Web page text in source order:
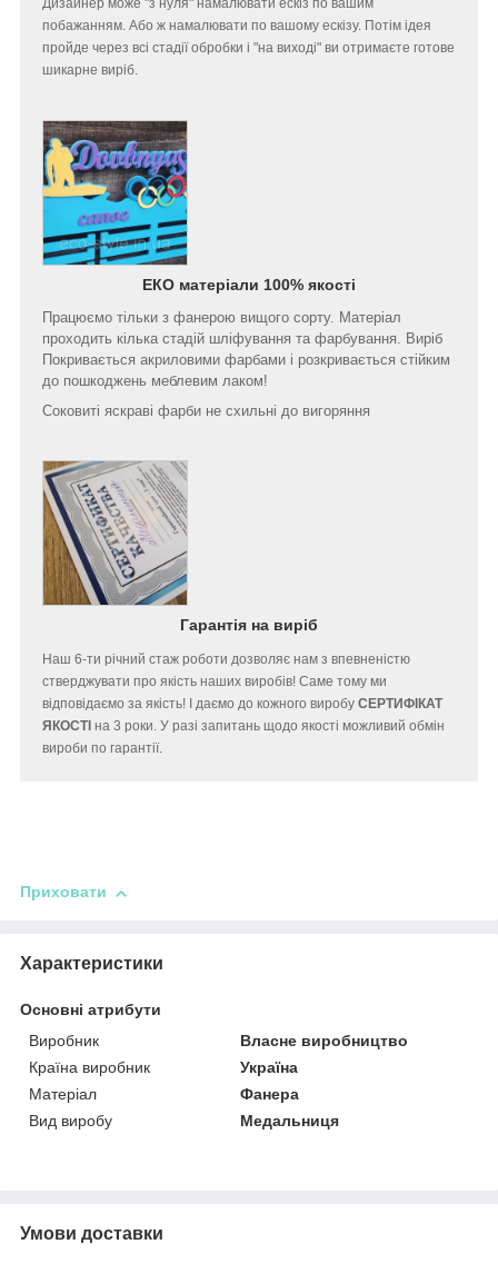
Дизайнер може "з нуля" намалювати ескіз по вашим
побажанням. Або ж намалювати по вашому ескізу. Потім ідея
пройде через всі стадії обробки і "на виході" ви отримаєте готове
шикарне виріб.
ЕКО матеріали 100% якості
Працюємо тільки з фанерою вищого сорту. Матеріал
проходить кілька стадій шліфування та фарбування. Виріб
Покривається акриловими фарбами і розкривається стійким
до пошкоджень меблевим лаком!
Соковиті яскраві фарби не схильні до вигоряння
Гарантія на виріб
Наш 6-ти річний стаж роботи дозволяє нам з впевненістю
стверджувати про якість наших виробів! Саме тому ми
відповідаємо за якість! І даємо до кожного виробу СЕРТИФІКАТ
ЯКОСТІ на 3 роки. У разі запитань щодо якості можливий обмін
вироби по гарантії.
Приховати
Характеристики
Основні атрибути
Виробник
Власне виробництво
Країна виробник
Україна
Матеріал
Фанера
Вид виробу
Медальниця
Умови доставки